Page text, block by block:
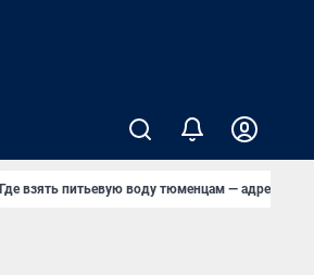
Где взять питьевую воду тюменцам — адреса